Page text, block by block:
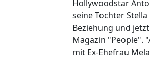
Hollywoodstar
seine Tochter
Beziehung und
Magazin "People".
mit Ex-Ehefrau